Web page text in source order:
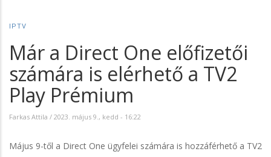
IPTV
Már a Direct One előfizetői
számára is elérhető a TV2
Play Prémium
Farkas Attila / 2023. május 9., kedd - 16:22
Május 9-től a Direct One ügyfelei számára is hozzáférhető a TV2